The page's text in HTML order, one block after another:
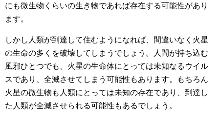
にも微生物くらいの生き物であれば存在する可能性があり
ます。
しかし人類が到達して住むようになれば、間違いなく火星
の生命の多くを破壊してしまうでしょう。人間が持ち込む
風邪ひとつでも、火星の生命体にとっては未知なるウイル
スであり、全滅させてしまう可能性もあります。もちろん
火星の微生物も人類にとっては未知の存在であり、到達し
た人類が全滅させられる可能性もあるでしょう。